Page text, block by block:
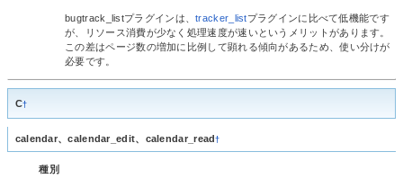
bugtrack_listプラグインは、tracker_listプラグインに比べて低機能です
が、リソース消費が少なく処理速度が速いというメリットがあります。
この差はページ数の増加に比例して顕れる傾向があるため、使い分けが
必要です。
C†
calendar、calendar_edit、calendar_read†
種別